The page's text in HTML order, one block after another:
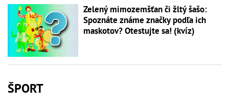
Zelený mimozemšťan či žltý šašo:
Spoznáte známe značky podľa ich
maskotov? Otestujte sa! (kvíz)
ŠPORT